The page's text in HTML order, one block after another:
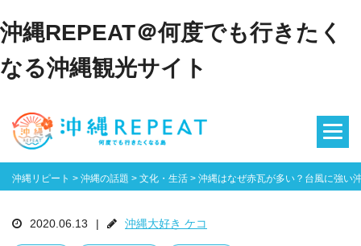
沖縄REPEAT＠何度でも行きたく
なる沖縄観光サイト
沖縄リピート > 沖縄の話題 > 文化・生活 > 沖縄はなぜ赤瓦が多い？台風に強い
2020.06.13 | 沖縄大好き ケコ